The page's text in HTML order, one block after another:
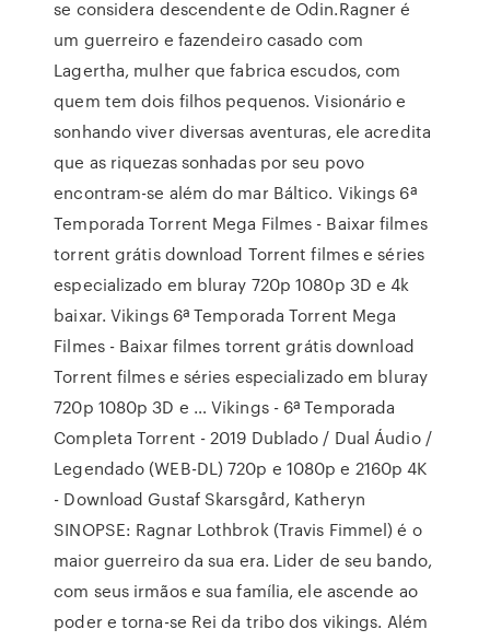
se considera descendente de Odin.Ragner é
um guerreiro e fazendeiro casado com
Lagertha, mulher que fabrica escudos, com
quem tem dois filhos pequenos. Visionário e
sonhando viver diversas aventuras, ele acredita
que as riquezas sonhadas por seu povo
encontram-se além do mar Báltico. Vikings 6ª
Temporada Torrent Mega Filmes - Baixar filmes
torrent grátis download Torrent filmes e séries
especializado em bluray 720p 1080p 3D e 4k
baixar. Vikings 6ª Temporada Torrent Mega
Filmes - Baixar filmes torrent grátis download
Torrent filmes e séries especializado em bluray
720p 1080p 3D e … Vikings - 6ª Temporada
Completa Torrent - 2019 Dublado / Dual Áudio /
Legendado (WEB-DL) 720p e 1080p e 2160p 4K
- Download Gustaf Skarsgård, Katheryn
SINOPSE: Ragnar Lothbrok (Travis Fimmel) é o
maior guerreiro da sua era. Lider de seu bando,
com seus irmãos e sua família, ele ascende ao
poder e torna-se Rei da tribo dos vikings. Além